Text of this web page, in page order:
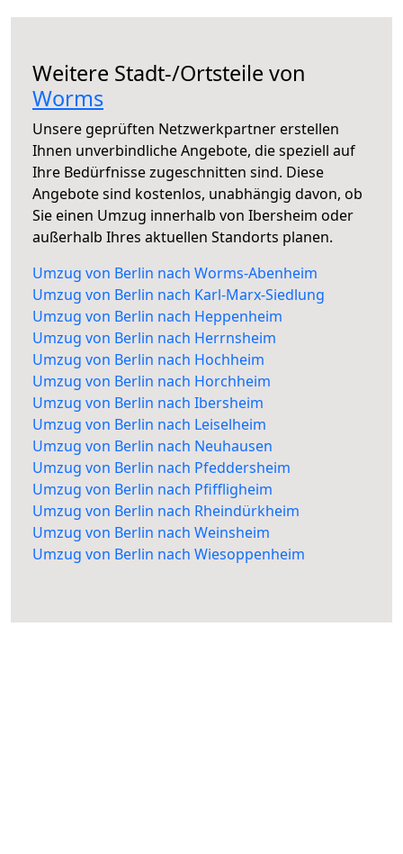
Weitere Stadt-/Ortsteile von
Worms
Unsere geprüften Netzwerkpartner erstellen
Ihnen unverbindliche Angebote, die speziell auf
Ihre Bedürfnisse zugeschnitten sind. Diese
Angebote sind kostenlos, unabhängig davon, ob
Sie einen Umzug innerhalb von Ibersheim oder
außerhalb Ihres aktuellen Standorts planen.
Umzug von Berlin nach Worms-Abenheim
Umzug von Berlin nach Karl-Marx-Siedlung
Umzug von Berlin nach Heppenheim
Umzug von Berlin nach Herrnsheim
Umzug von Berlin nach Hochheim
Umzug von Berlin nach Horchheim
Umzug von Berlin nach Ibersheim
Umzug von Berlin nach Leiselheim
Umzug von Berlin nach Neuhausen
Umzug von Berlin nach Pfeddersheim
Umzug von Berlin nach Pfiffligheim
Umzug von Berlin nach Rheindürkheim
Umzug von Berlin nach Weinsheim
Umzug von Berlin nach Wiesoppenheim